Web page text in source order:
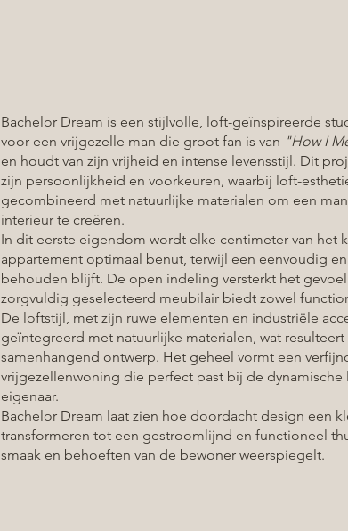
Bachelor Dream is een stijlvolle, loft-geïnspireerde
voor een vrijgezelle man die groot fan is van "How I
en houdt van zijn vrijheid en intense levensstijl. Dit
zijn persoonlijkheid en voorkeuren, waarbij loft-
gecombineerd met natuurlijke materialen om een
interieur te creëren.
In dit eerste eigendom wordt elke centimeter van het
appartement optimaal benut, terwijl een eenvoudig
behouden blijft. De open indeling versterkt het
zorgvuldig geselecteerd meubilair biedt zowel
De loftstijl, met zijn ruwe elementen en industriële
geïntegreerd met natuurlijke materialen, wat resulteert
samenhangend ontwerp. Het geheel vormt een
vrijgezellenwoning die perfect past bij de dynamische
eigenaar.
Bachelor Dream laat zien hoe doordacht design een
transformeren tot een gestroomlijnd en functioneel
smaak en behoeften van de bewoner weerspiegelt.